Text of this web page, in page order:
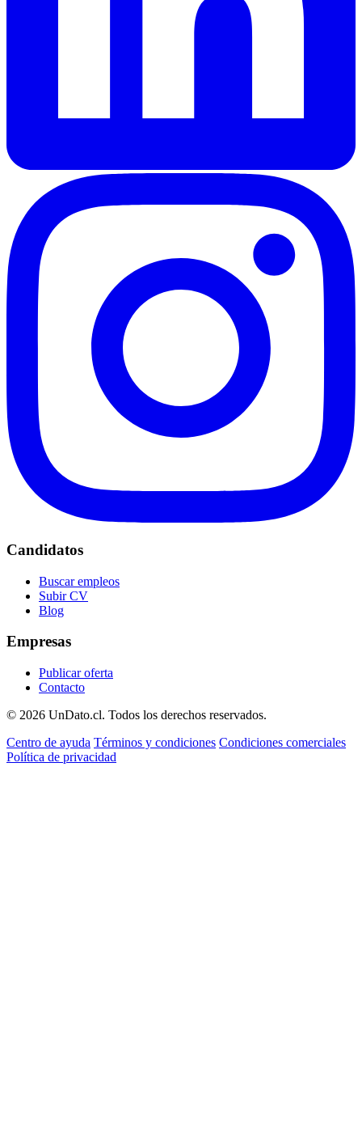
Candidatos
Buscar empleos
Subir CV
Blog
Empresas
Publicar oferta
Contacto
© 2026 UnDato.cl. Todos los derechos reservados.
Centro de ayuda Términos y condiciones Condiciones comerciales
Política de privacidad